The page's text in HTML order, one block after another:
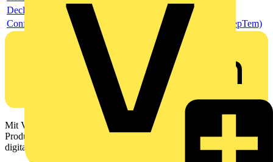
Declaration of Conformity - CE (DecConCe)
Conflict Minerals Reporting Template (CMRT) (ConMinRepTem)
Mit Voltimum erhalten Elektrofachkräfte Zugang zu Branchennews,
Produktinformationen, Schulungen und Tools – alles auf einer
digitalen Plattform und Community.